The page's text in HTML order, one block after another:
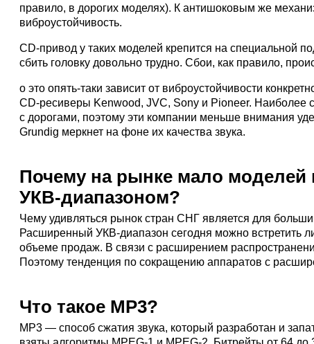
правило, в дорогих моделях). К антишоковым же
виброустойчивость.
CD-привод у таких моделей крепится на специальной
сбить головку довольно трудно. Сбои, как правило,
о это опять-таки зависит от виброустойчивости
CD-ресиверы Kenwood, JVC, Sony и Pioneer. Наиболее
с дорогами, поэтому эти компании меньше внимания
Grundig меркнет на фоне их качества звука.
Почему на рынке мало моделей
УКВ-диапазоном?
Чему удивляться рынок стран СНГ является для
Расширенный УКВ-диапазон сегодня можно встретить
объеме продаж. В связи с расширением
Поэтому тенденция по сокращению аппаратов с
Что такое MP3?
МР3 — способ сжатия звука, который разработан и